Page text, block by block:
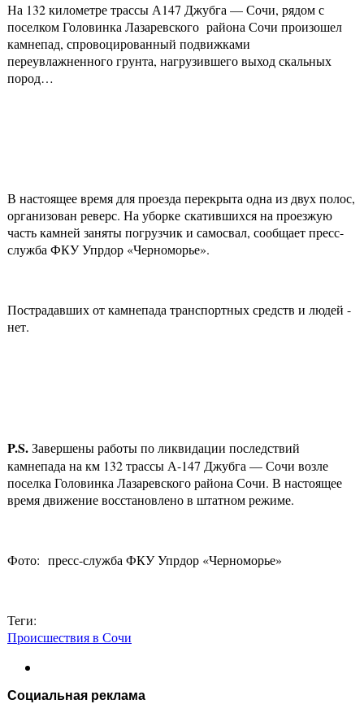
На 132 километре трассы А147 Джубга — Сочи, рядом с
поселком Головинка Лазаревского района Сочи произошел
камнепад, спровоцированный подвижками
переувлажненного грунта, нагрузившего выход скальных
пород…
В настоящее время для проезда перекрыта одна из двух полос,
организован реверс. На уборке скатившихся на проезжую
часть камней заняты погрузчик и самосвал, сообщает пресс-
служба ФКУ Упрдор «Черноморье».
Пострадавших от камнепада транспортных средств и людей -
нет.
P.S.Завершены работы по ликвидации последствий
камнепада на км 132 трассы А-147 Джубга — Сочи возле
поселка Головинка Лазаревского района Сочи. В настоящее
время движение восстановлено в штатном режиме.
Фото: пресс-служба ФКУ Упрдор «Черноморье»
Теги:
Происшествия в Сочи
Социальная реклама